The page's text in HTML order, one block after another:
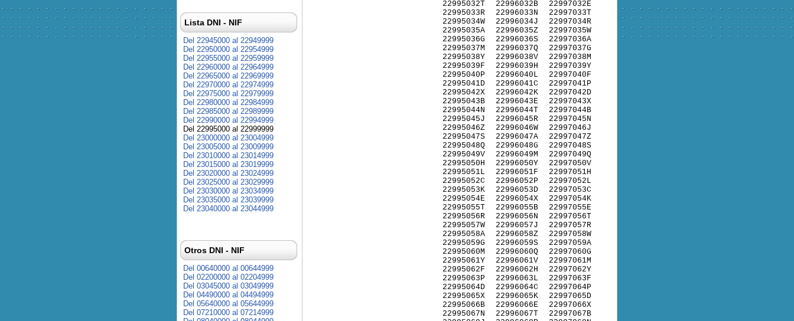
22995032T
22995033R
22995034W
22995035A
22995036G
22995037M
22995038Y
22995039F
22995040P
22995041D
22995042X
22995043B
22995044N
22995045J
22995046Z
22995047S
22995048Q
22995049V
22995050H
22995051L
22995052C
22995053K
22995054E
22995055T
22995056R
22995057W
22995058A
22995059G
22995060M
22995061Y
22995062F
22995063P
22995064D
22995065X
22995066B
22995067N
22996032B
22996033N
22996034J
22996035Z
22996036S
22996037Q
22996038V
22996039H
22996040L
22996041C
22996042K
22996043E
22996044T
22996045R
22996046W
22996047A
22996048G
22996049M
22996050Y
22996051F
22996052P
22996053D
22996054X
22996055B
22996056N
22996057J
22996058Z
22996059S
22996060Q
22996061V
22996062H
22996063L
22996064C
22996065K
22996066E
22996067T
22997032E
22997033T
22997034R
22997035W
22997036A
22997037G
22997038M
22997039Y
22997040F
22997041P
22997042D
22997043X
22997044B
22997045N
22997046J
22997047Z
22997048S
22997049Q
22997050V
22997051H
22997052L
22997053C
22997054K
22997055E
22997056T
22997057R
22997058W
22997059A
22997060G
22997061M
22997062Y
22997063F
22997064P
22997065D
22997066X
22997067B
Lista DNI - NIF
Del 22945000 al 22949999
Del 22950000 al 22954999
Del 22955000 al 22959999
Del 22960000 al 22964999
Del 22965000 al 22969999
Del 22970000 al 22974999
Del 22975000 al 22979999
Del 22980000 al 22984999
Del 22985000 al 22989999
Del 22990000 al 22994999
Del 22995000 al 22999999
Del 23000000 al 23004999
Del 23005000 al 23009999
Del 23010000 al 23014999
Del 23015000 al 23019999
Del 23020000 al 23024999
Del 23025000 al 23029999
Del 23030000 al 23034999
Del 23035000 al 23039999
Del 23040000 al 23044999
Otros DNI - NIF
Del 00640000 al 00644999
Del 02200000 al 02204999
Del 03045000 al 03049999
Del 04490000 al 04494999
Del 05640000 al 05644999
Del 07210000 al 07214999